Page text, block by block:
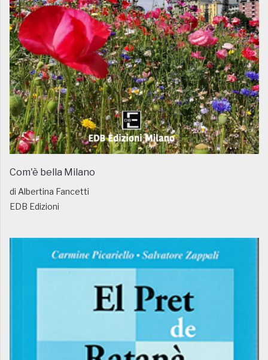
Com'è bella Milano
di Albertina Fancetti
EDB Edizioni